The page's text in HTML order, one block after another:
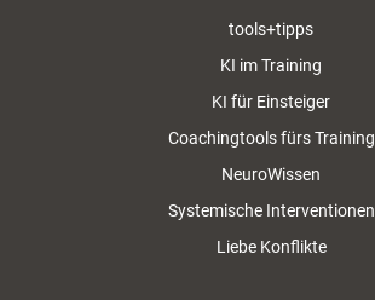
tools+tipps
KI im Training
KI für Einsteiger
Coachingtools fürs Training
NeuroWissen
Systemische Interventionen
Liebe Konflikte